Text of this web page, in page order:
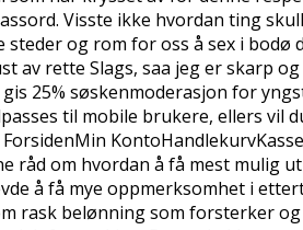
Visste ikke hvordan ting
steder og rom for oss å sex i
av rette Slags, saa jeg er skarp
25% søskenmoderasjon for
til mobile brukere, ellers
råd om hvordan å få mest mulig
å få mye oppmerksomhet i
rask belønning som forsterker